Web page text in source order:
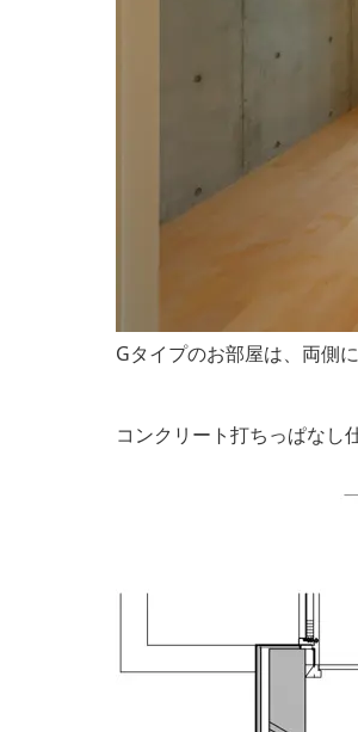
Gタイプのお部屋は、両側
コンクリート打ちっぱなし